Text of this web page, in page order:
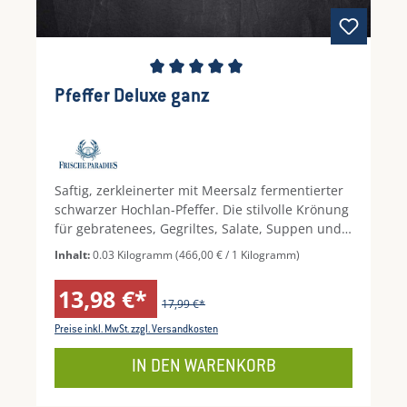
Durchschnittliche Bewertung von 5 von 5
Pfeffer Deluxe ganz
Saftig, zerkleinerter mit Meersalz fermentierter
schwarzer Hochlan-Pfeffer. Die stilvolle Krönung
für gebratenees, Gegriltes, Salate, Suppen und
Dips. Servieren Sie diesen wunderbar saftigen
Pfeffer direkt aus dem Glas.Nach dem Öffnen im
Kühlschrank aufbewahren.
Inhalt:0.03 Kilogramm(466,00 € / 1 Kilogramm)
13,98 €* 17,99 €*
Preise inkl. MwSt. zzgl. Versandkosten
IN DEN WARENKORB